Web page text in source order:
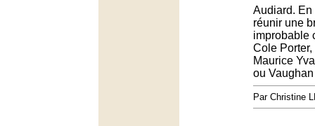
Audiard. En
réunir une
improbable
Cole Porter,
Maurice
ou
Par Christine